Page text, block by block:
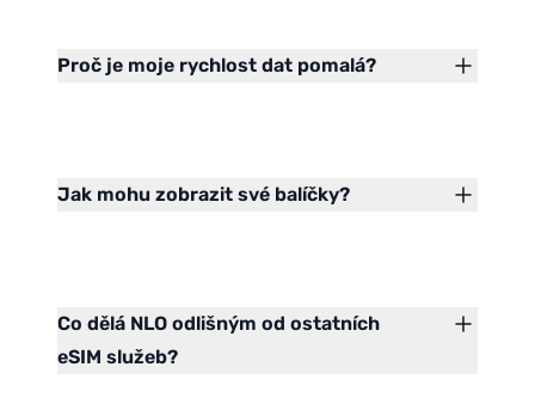
Proč je moje rychlost dat pomalá?
Jak mohu zobrazit své balíčky?
Co dělá NLO odlišným od ostatních
eSIM služeb?